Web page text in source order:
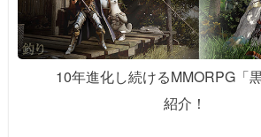
10年進化し続けるMMORPG「黒
紹介！